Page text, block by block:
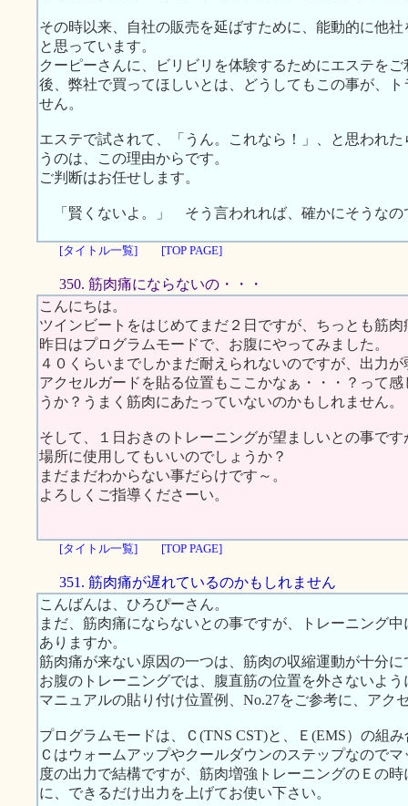
その時以来、自社の販売を延ばすために、能動的に他
と思っています。
クーピーさんに、ビリビリを体験するためにエステを
後、弊社で買ってほしいとは、どうしてもこの事が、
せん。
エステで試されて、「うん。これなら！」、と思われ
うのは、この理由からです。
ご判断はお任せします。
「賢くないよ。」 そう言われれば、確かにそうなの
[タイトル一覧] [TOP PAGE]
350. 筋肉痛にならないの・・・
こんにちは。
ツインビートをはじめてまだ２日ですが、ちっとも筋
昨日はプログラムモードで、お腹にやってみました。
４０くらいまでしかまだ耐えられないのですが、出力
アクセルガードを貼る位置もここかなぁ・・・？って
うか？うまく筋肉にあたっていないのかもしれません。
そして、１日おきのトレーニングが望ましいとの事で
場所に使用してもいいのでしょうか？
まだまだわからない事だらけです～。
よろしくご指導くださーい。
[タイトル一覧] [TOP PAGE]
351. 筋肉痛が遅れているのかもしれません
こんばんは、ひろぴーさん。
まだ、筋肉痛にならないとの事ですが、トレーニング
ありますか。
筋肉痛が来ない原因の一つは、筋肉の収縮運動が十分
お腹のトレーニングでは、腹直筋の位置を外さないよ
マニュアルの貼り付け位置例、No.27をご参考に、アク
プログラムモードは、Ｃ(TNS CST)と、Ｅ(EMS）の組
Ｃはウォームアップやクールダウンのステップなので
度の出力で結構ですが、筋肉増強トレーニングのＥの
に、できるだけ出力を上げてお使い下さい。